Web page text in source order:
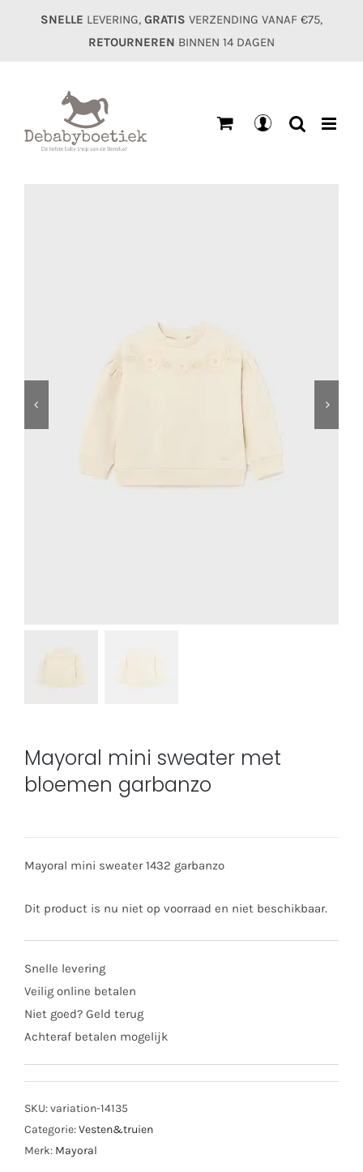
SNELLE LEVERING, GRATIS VERZENDING VANAF €75,
RETOURNEREN BINNEN 14 DAGEN
Mayoral mini sweater met
bloemen garbanzo
Mayoral mini sweater 1432 garbanzo
Dit product is nu niet op voorraad en niet beschikbaar.
Snelle levering
Veilig online betalen
Niet goed? Geld terug
Achteraf betalen mogelijk
SKU:variation-14135
Categorie:Vesten&truien
Merk: Mayoral